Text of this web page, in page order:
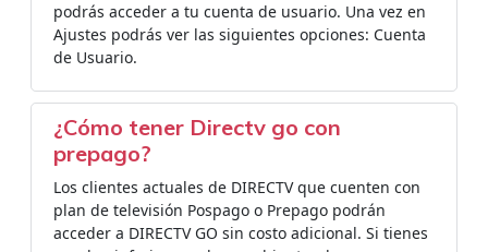
podrás acceder a tu cuenta de usuario. Una vez en
Ajustes podrás ver las siguientes opciones: Cuenta
de Usuario.
¿Cómo tener Directv go con
prepago?
Los clientes actuales de DIRECTV que cuenten con
plan de televisión Pospago o Prepago podrán
acceder a DIRECTV GO sin costo adicional. Si tienes